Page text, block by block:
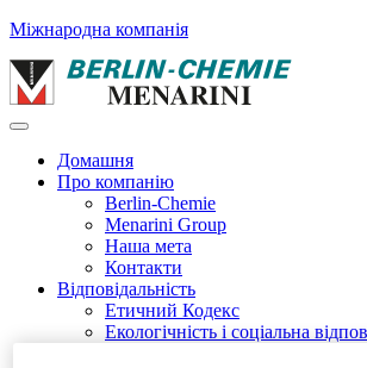
Міжнародна компанія
Домашня
Про компанію
Berlin-Chemie
Menarini Group
Наша мета
Контакти
Відповідальність
Етичний Кодекс
Екологічність і соціальна